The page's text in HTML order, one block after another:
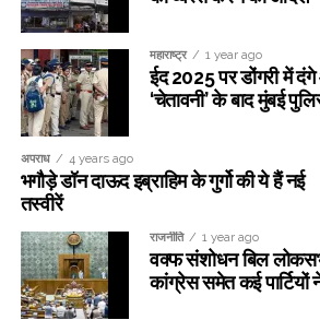
महाराष्ट्र 1 year ago
ईद 2025 पर डोंगरी में
‘चेतावनी’ के बाद मुंबई
अपराध 4 years ago
भगौड़े डॉन दाऊद इब्राहिम के गुर्गो की ये हैं नई
तस्वीरें
राजनीति 1 year ago
वक्फ संशोधन बिल
कांग्रेस समेत कई पार्टियों